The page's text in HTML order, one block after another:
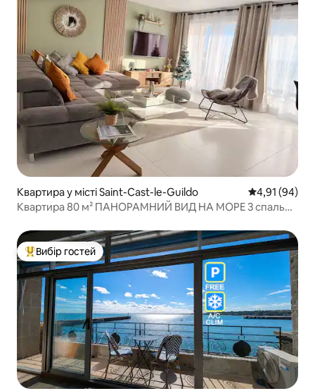
Квартира у місті Saint-Cast-le-Guildo Середня
4,91 (94)
Квартира 80 м² ПАНОРАМНИЙ ВИД НА МОРЕ 3 спальні
Топ вибір гостей
Вибір гостей